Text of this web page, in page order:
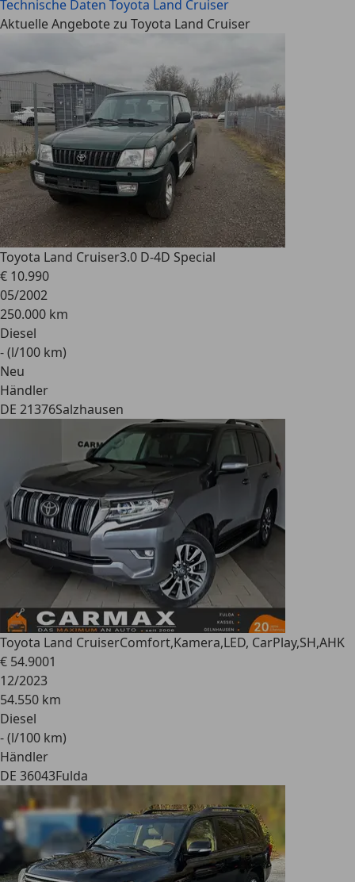
Technische Daten Toyota Land Cruiser
Aktuelle Angebote zu Toyota Land Cruiser
Toyota Land Cruiser3.0 D-4D Special
€ 10.990
05/2002
250.000 km
Diesel
- (l/100 km)
Neu
Händler
DE 21376Salzhausen
Toyota Land CruiserComfort,Kamera,LED, CarPlay,SH,AHK
€ 54.9001
12/2023
54.550 km
Diesel
- (l/100 km)
Händler
DE 36043Fulda